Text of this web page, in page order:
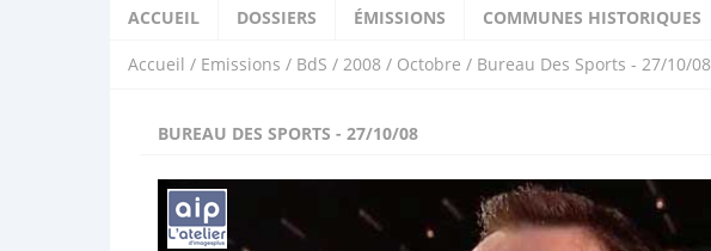
ACCUEIL DOSSIERS ÉMISSIONS COMMUNES HISTORIQUES
Accueil / Emissions / BdS / 2008 / Octobre / Bureau Des Sports - 27/10/08
BUREAU DES SPORTS - 27/10/08